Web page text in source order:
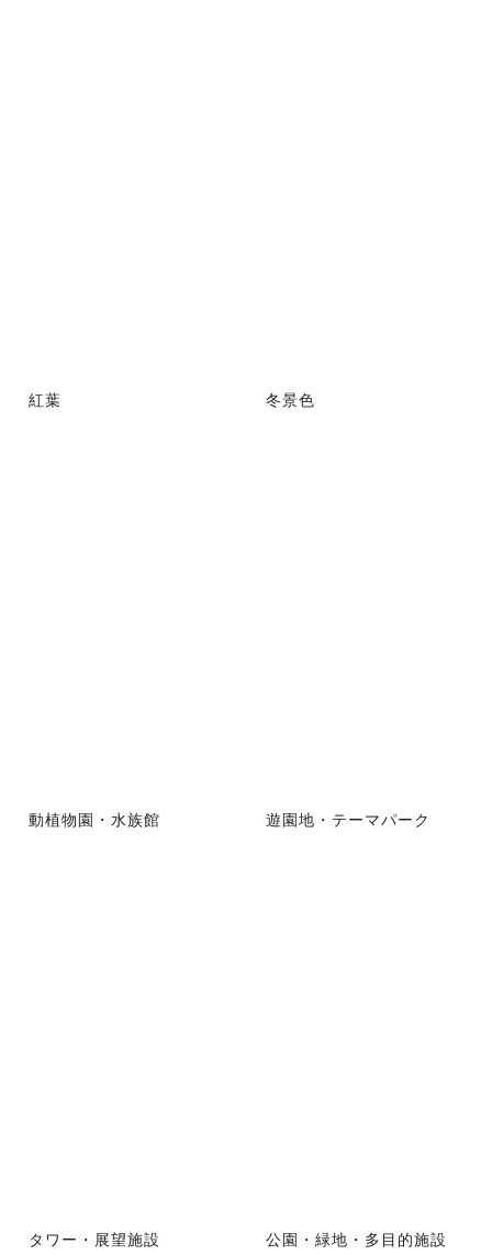
紅葉 冬景色
動植物園・水族館 遊園地・テーマパーク
タワー・展望施設 公園・緑地・多目的施設